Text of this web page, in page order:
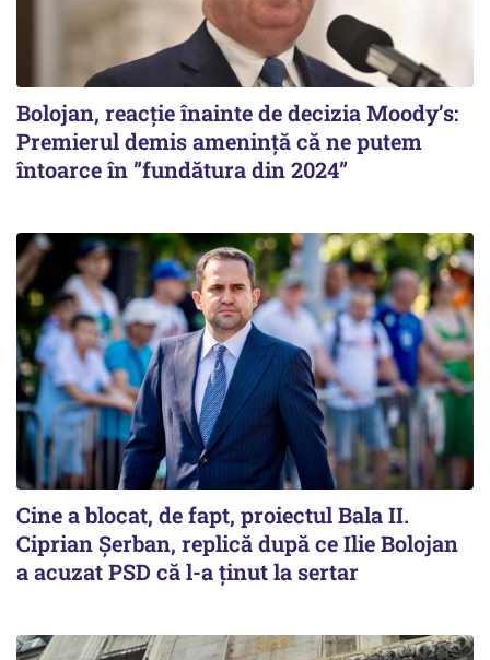
Bolojan, reacție înainte de decizia Moody’s:
Premierul demis amenință că ne putem
întoarce în ”fundătura din 2024”
Cine a blocat, de fapt, proiectul Bala II.
Ciprian Șerban, replică după ce Ilie Bolojan
a acuzat PSD că l-a ținut la sertar